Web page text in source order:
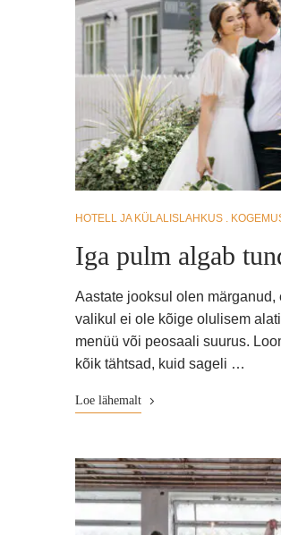
HOTELL JA KÜLALISLAHKUS
Iga pulm algab
Aastate jooksul olen märganud,
valikul ei ole kõige olulisem
menüü või peosaali suurus.
kõik tähtsad, kuid sageli …
Loe lähemalt